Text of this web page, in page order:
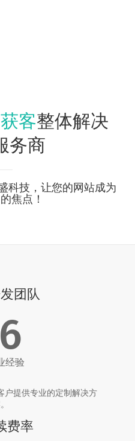
客整体解决
务商
科技，让您的网站成为
焦点！
团队
经验
户提供专业的定制解决方
费率